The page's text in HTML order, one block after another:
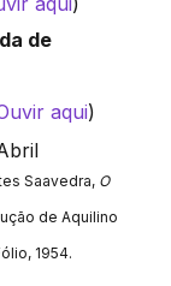
de
aqui)
Saavedra, O
de Aquilino
1954.